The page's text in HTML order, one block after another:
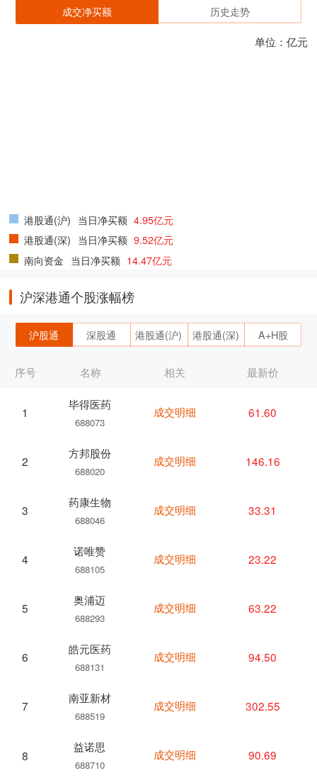
成交净买额 历史走势
单位：亿元
港股通(沪) 当日净买额 4.95亿元
港股通(深) 当日净买额 9.52亿元
南向资金 当日净买额 14.47亿元
沪深港通个股涨幅榜
沪股通 深股通 港股通(沪) 港股通(深) A+H股
序号 名称
1
毕得医药
688073
2
方邦股份
688020
3
药康生物
688046
4
诺唯赞
688105
5
奥浦迈
688293
6
皓元医药
688131
7
南亚新材
688519
8
益诺思
688710
相关 最新价
成交明细 61.60
成交明细 146.16
成交明细 33.31
成交明细 23.22
成交明细 63.22
成交明细 94.50
成交明细 302.55
成交明细 90.69